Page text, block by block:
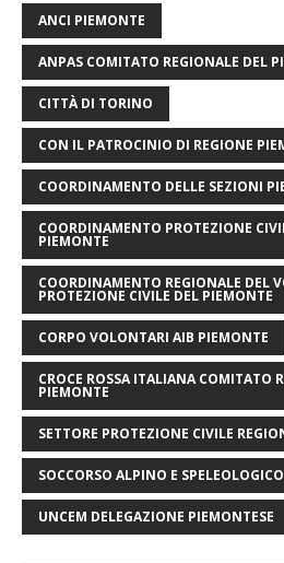
ANCI PIEMONTE
ANPAS COMITATO REGIONALE DEL
CITTÀ DI TORINO
CON IL PATROCINIO DI REGIONE
COORDINAMENTO DELLE SEZIONI
COORDINAMENTO PROTEZIONE
PIEMONTE
COORDINAMENTO REGIONALE DEL
PROTEZIONE CIVILE DEL PIEMONTE
CORPO VOLONTARI AIB PIEMONTE
CROCE ROSSA ITALIANA COMITATO
PIEMONTE
SETTORE PROTEZIONE CIVILE
SOCCORSO ALPINO E
UNCEM DELEGAZIONE PIEMONTESE